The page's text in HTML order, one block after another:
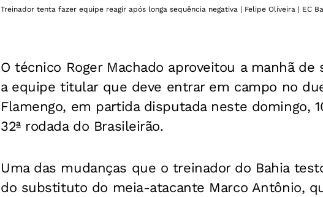
Treinador tenta fazer equipe reagir após longa sequência negativa | Felipe Oliveira | EC
O técnico Roger Machado aproveitou a manhã
a equipe titular que deve entrar em campo no
Flamengo, em partida disputada neste domingo,
32ª rodada do Brasileirão.
Uma das mudanças que o treinador do Bahia
do substituto do meia-atacante Marco Antônio,